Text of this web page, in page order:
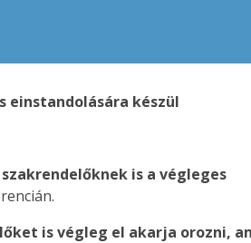
einstandolására készül
is a végleges
is végleg el akarja orozni,